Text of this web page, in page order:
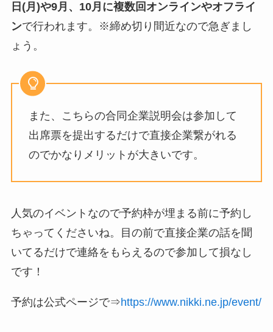
日(月)や9月、10月 に複数回オンラインやオフライ
ンで行われます。※締め切り間近なので急ぎまし
ょう。
また、こちらの合同企業説明会は参加して
出席票を提出するだけで直接企業繋がれる
のでかなりメリットが大きいです。
人気のイベントなので予約枠が埋まる前に予約し
ちゃってくださいね。目の前で直接企業の話を聞
いてるだけで連絡をもらえるので参加して損なし
です！
予約は公式ページで⇒https://www.nikki.ne.jp/event/